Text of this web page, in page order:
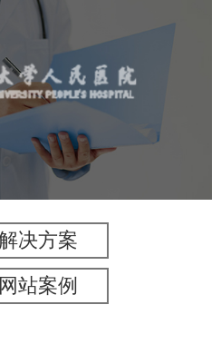
人民医院
定制开发 网站代运营
决方案
站案例